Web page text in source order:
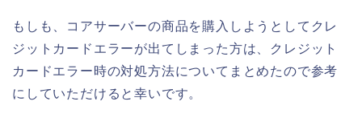
もしも、コアサーバーの商品を購入しようとしてクレ
ジットカードエラーが出てしまった方は、クレジット
カードエラー時の対処方法についてまとめたので参考
にしていただけると幸いです。